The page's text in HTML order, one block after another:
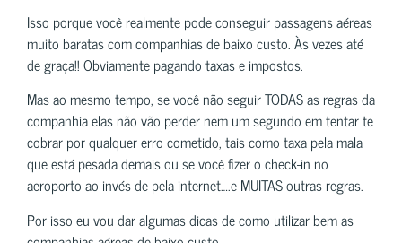
Isso porque você realmente pode conseguir passagens aéreas
muito baratas com companhias de baixo custo. Às vezes até
de graça!! Obviamente pagando taxas e impostos.
Mas ao mesmo tempo, se você não seguir TODAS as regras da
companhia elas não vão perder nem um segundo em tentar te
cobrar por qualquer erro cometido, tais como taxa pela mala
que está pesada demais ou se você fizer o check-in no
aeroporto ao invés de pela internet….e MUITAS outras regras.
Por isso eu vou dar algumas dicas de como utilizar bem as